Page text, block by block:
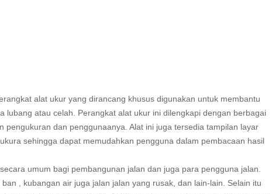
alat ukur yang dirancang khusus digunakan untuk membantu
lubang atau celah. Perangkat alat ukur ini dilengkapi dengan berbagai
dan penggunaanya. Alat ini juga tersedia tampilan layar
sehingga dapat memudahkan pengguna dalam pembacaan hasil
umum bagi pembangunan jalan dan juga para pengguna jalan.
, kubangan air juga jalan jalan yang rusak, dan lain-lain. Selain itu